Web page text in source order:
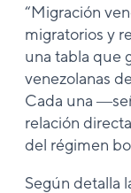
“Migración
migratorios y
una tabla que
venezolanas
Cada una
relación
del régimen
Según detalla